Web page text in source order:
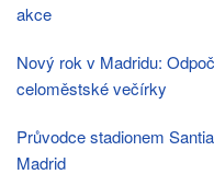
akce
Nový rok v Madridu:
celoměstské večírky
Průvodce stadionem
Madrid